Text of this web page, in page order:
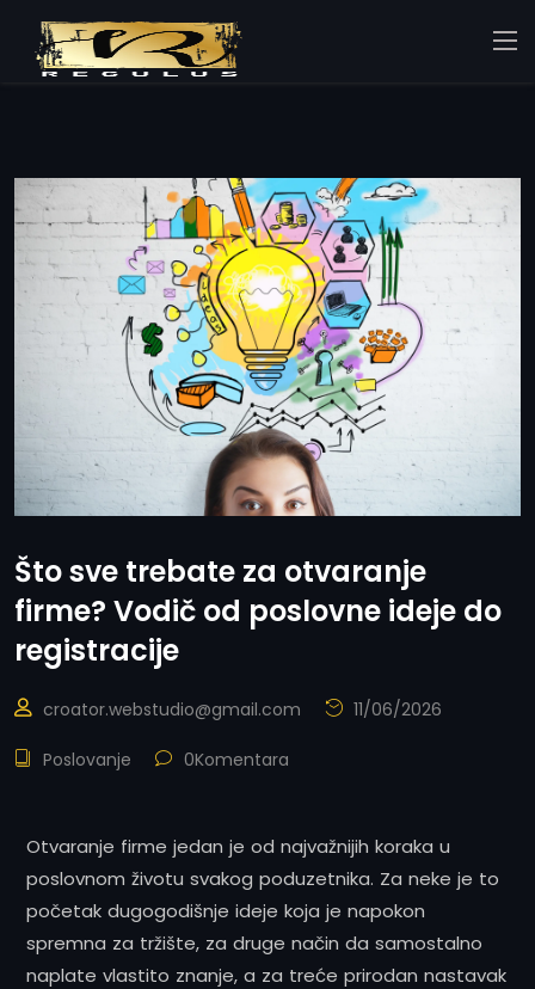
Što sve trebate za otvaranje
firme? Vodič od poslovne ideje do
registracije
croator.webstudio@gmail.com 11/06/2026
Poslovanje 0Komentara
Otvaranje firme jedan je od najvažnijih koraka u
poslovnom životu svakog poduzetnika. Za neke je to
početak dugogodišnje ideje koja je napokon
spremna za tržište, za druge način da samostalno
naplate vlastito znanje, a za treće prirodan nastavak